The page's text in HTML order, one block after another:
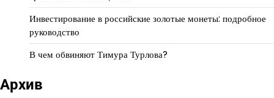
Инвестирование в российские золотые монеты: подробное
руководство
В чем обвиняют Тимура Турлова?
Архив